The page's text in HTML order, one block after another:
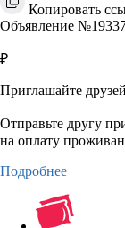
Копировать
Объявление
₽
Приглашайте
Отправьте другу
на оплату
Подробнее